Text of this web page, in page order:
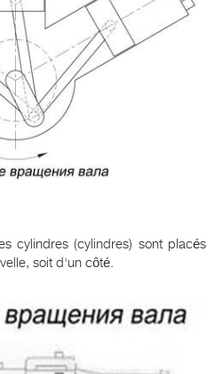
cylindres (cylindres) sont placés
soit d'un côté.